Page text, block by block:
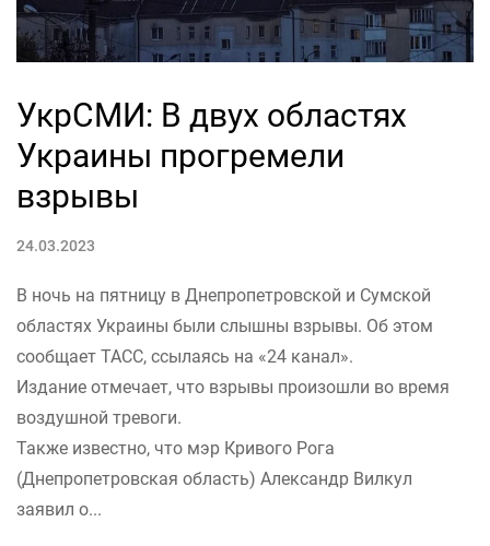
УкрСМИ: В двух областях
Украины прогремели
взрывы
24.03.2023
В ночь на пятницу в Днепропетровской и Сумской
областях Украины были слышны взрывы. Об этом
сообщает ТАСС, ссылаясь на «24 канал».
Издание отмечает, что взрывы произошли во время
воздушной тревоги.
Также известно, что мэр Кривого Рога
(Днепропетровская область) Александр Вилкул
заявил о...